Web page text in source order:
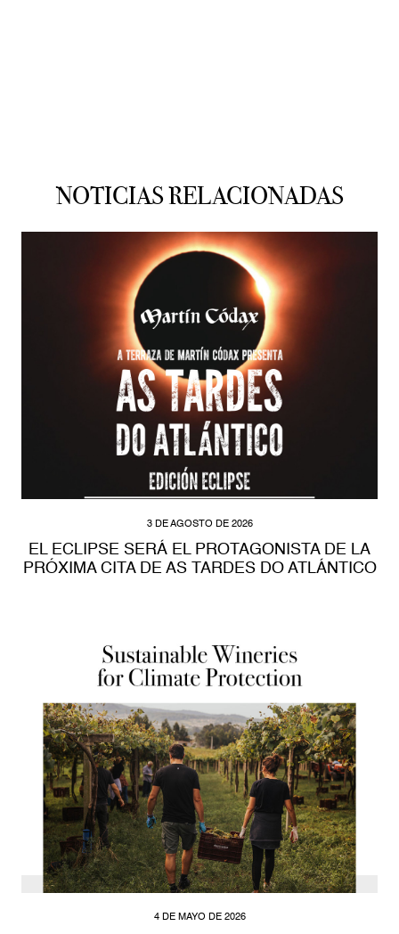
NOTICIAS RELACIONADAS
3 DE AGOSTO DE 2026
EL ECLIPSE SERÁ EL PROTAGONISTA DE LA
PRÓXIMA CITA DE AS TARDES DO ATLÁNTICO
4 DE MAYO DE 2026